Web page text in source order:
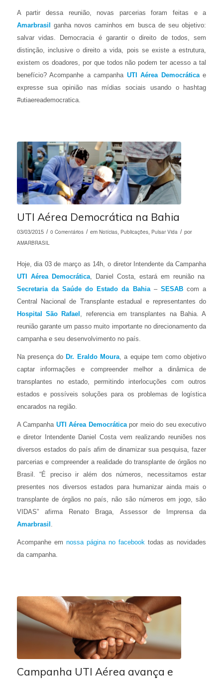
A partir dessa reunião, novas parcerias foram feitas e a
Amarbrasil
ganha novos caminhos em busca de seu objetivo:
salvar vidas. Democracia é garantir o direito de todos, sem
distinção, inclusive o direito a vida, pois se existe a estrutura,
existem os doadores, por que todos não podem ter acesso a tal
benefício? Acompanhe a campanhaUTI Aérea Democráticae
expresse sua opinião nas mídias sociais usando o hashtag
#utiaereademocratica.
UTI Aérea Democrática na Bahia
03/03/2015 / 0 Comentários / em Notícias, Publicações, Pulsar Vida / por
AMARBRASIL
Hoje, dia 03 de março as 14h, o diretor Intendente da Campanha
UTI Aérea Democrática, Daniel Costa, estará em reunião na
Secretaria da Saúde do Estado da Bahia–SESAB com a
Central Nacional de Transplante estadual e representantes do
Hospital São Rafael
, referencia em transplantes na Bahia. A
reunião garante um passo muito importante no direcionamento da
campanha e seu desenvolvimento no país.
Na presença do Dr. Eraldo Moura , a equipe tem como objetivo
captar informações e compreender melhor a dinâmica de
transplantes no estado, permitindo interlocuções com outros
estados e possíveis soluções para os problemas de logística
encarados na região.
A Campanha UTI Aérea Democráticapor meio do seu executivo
e diretor Intendente Daniel Costa vem realizando reuniões nos
diversos estados do país afim de dinamizar sua pesquisa, fazer
parcerias e compreender a realidade do transplante de órgãos no
Brasil. “É preciso ir além dos números, necessitamos estar
presentes nos diversos estados para humanizar ainda mais o
transplante de órgãos no país, não são números em jogo, são
VIDAS” afirma Renato Braga, Assessor de Imprensa da
Amarbrasil
Acompanhe em nossa página no facebook todas as novidades
da campanha.
Campanha UTI Aérea avança e